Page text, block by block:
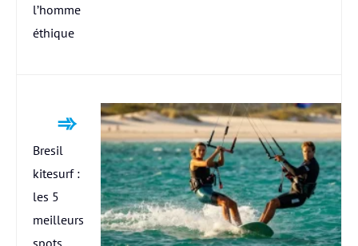
l’homme
éthique
Bresil
kitesurf :
les 5
meilleurs
spots